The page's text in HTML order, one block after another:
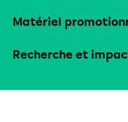
Matériel
Recherche et